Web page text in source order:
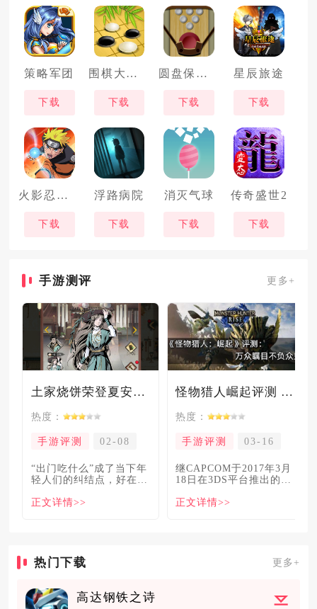
策略军团
下载
围棋大作战
下载
圆盘保龄球
下载
星辰旅途
下载
火影忍者木叶高手
下载
浮路病院
下载
消灭气球
下载
传奇盛世2
下载
手游测评 更多+
土家烧饼荣登夏安必吃榜？烧饼西施摇身成流量网红！
热度：
手游评测 02-08
“出门吃什么”成了当下年
轻人们的纠结点，好在美
解
正文详情>>
怪物猎人崛起评测 万众瞩目不负众望
热度：
手游评测 03-16
继CAPCOM于2017年3月
18日在3DS平台推出的
正文详情>>
热门下载 更多+
高达钢铁之诗